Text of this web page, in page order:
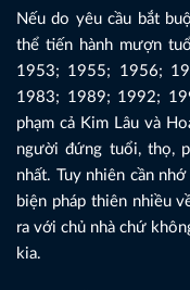
Nếu do yêu cầu bắt
thể tiến hành mượn
1953; 1955; 1956;
1983; 1989; 1992;
phạm cả Kim Lâu và
người đứng tuổi, thọ,
nhất. Tuy nhiên cần
biện pháp thiên nhiều
ra với chủ nhà chứ
kia.